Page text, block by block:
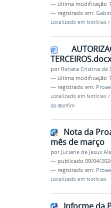
— última modificação
— registrado em:
Localizado em Notícias /
TERCEIROS.docx
por Renata Cristina de
— última modificação
— registrado em: Proae
Localizado em Notícias /
do Bonfim
Nota da
mês de março
por Juciane de Jesus
— publicado 09/04/
— registrado em: Proae
Localizado em Notícias